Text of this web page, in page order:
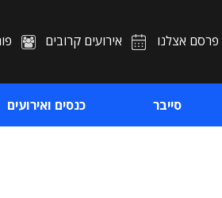
פרסם אצלנו אירועים קרובים
סייבר כנסים ואירועים